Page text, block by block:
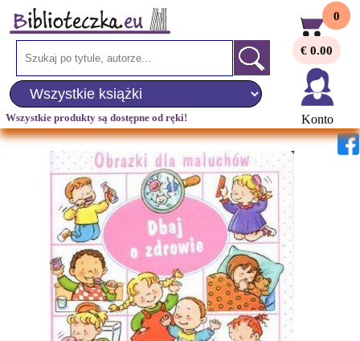
Wszystkie produkty są dostępne od ręki!
0
€ 0.00
Konto